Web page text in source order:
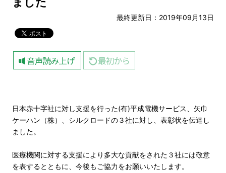
最終更新日：2019年09月13日
日本赤十字社に対し支援を行った(有)平成電機サービス、矢巾
ケーハン（株）、シルクロードの３社に対し、表彰状を伝達し
ました。
医療機関に対する支援により多大な貢献をされた３社には敬意
を表するとともに、今後もご協力をお願いいたします。